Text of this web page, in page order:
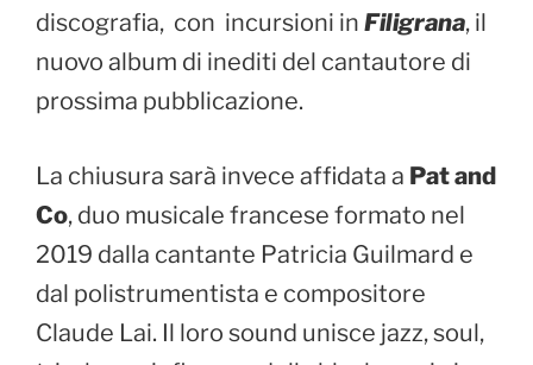
discografia, con incursioni in Filigrana, il
nuovo album di inediti del cantautore di
prossima pubblicazione.
La chiusura sarà invece affidata a Pat and
Co, duo musicale francese formato nel
2019 dalla cantante Patricia Guilmard e
dal polistrumentista e compositore
Claude Lai. Il loro sound unisce jazz, soul,